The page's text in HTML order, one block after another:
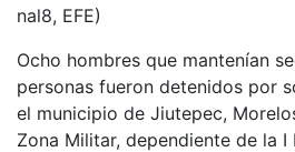
nal8, EFE)
Ocho hombres que mantenían
personas fueron detenidos por
el municipio de Jiutepec,
Zona Militar, dependiente de la I